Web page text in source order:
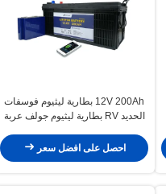
12V 200Ah بطارية ليثيوم فوسفات
الحديد RV بطارية ليثيوم جولف عربة
احصل على افضل سعر